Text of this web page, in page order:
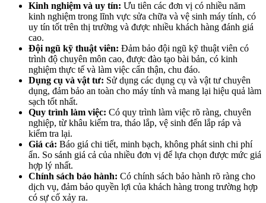
Kinh nghiệm và uy tín: Ưu tiên các đơn vị có nhiều năm
kinh nghiệm trong lĩnh vực sửa chữa và vệ sinh máy tính, có
uy tín tốt trên thị trường và được nhiều khách hàng đánh giá
cao.
Đội ngũ kỹ thuật viên: Đảm bảo đội ngũ kỹ thuật viên có
trình độ chuyên môn cao, được đào tạo bài bản, có kinh
nghiệm thực tế và làm việc cẩn thận, chu đáo.
Dụng cụ và vật tư: Sử dụng các dụng cụ và vật tư chuyên
dụng, đảm bảo an toàn cho máy tính và mang lại hiệu quả làm
sạch tốt nhất.
Quy trình làm việc: Có quy trình làm việc rõ ràng, chuyên
nghiệp, từ khâu kiểm tra, tháo lắp, vệ sinh đến lắp ráp và
kiểm tra lại.
Giá cả: Báo giá chi tiết, minh bạch, không phát sinh chi phí
ẩn. So sánh giá cả của nhiều đơn vị để lựa chọn được mức giá
hợp lý nhất.
Chính sách bảo hành: Có chính sách bảo hành rõ ràng cho
dịch vụ, đảm bảo quyền lợi của khách hàng trong trường hợp
có sự cố xảy ra.